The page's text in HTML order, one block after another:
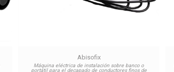
Abisofix
Máquina eléctrica de instalación sobre banco o
portátil para el decapado de conductores finos de